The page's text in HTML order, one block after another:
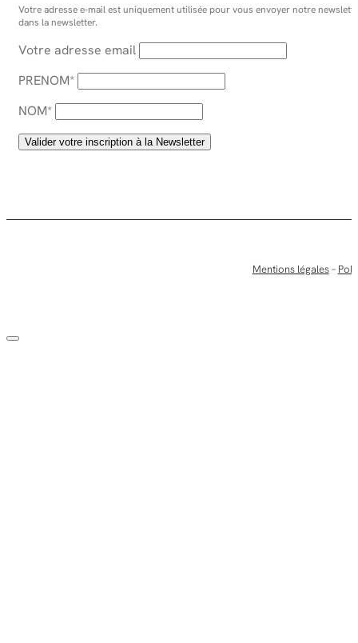
Votre adresse e-mail est uniquement utilisée pour vous envoyer notre
dans la newsletter.
Votre adresse email
PRENOM*
NOM*
Mentions légales–